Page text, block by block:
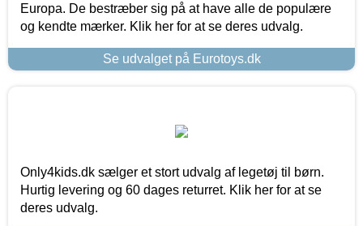
Europa. De bestræber sig på at have alle de populære
og kendte mærker. Klik her for at se deres udvalg.
Se udvalget på Eurotoys.dk
Only4kids.dk sælger et stort udvalg af legetøj til børn.
Hurtig levering og 60 dages returret. Klik her for at se
deres udvalg.